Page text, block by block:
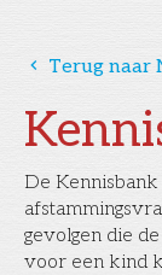
De
gevolgen die
voor een kind
󰅁 Terug naar